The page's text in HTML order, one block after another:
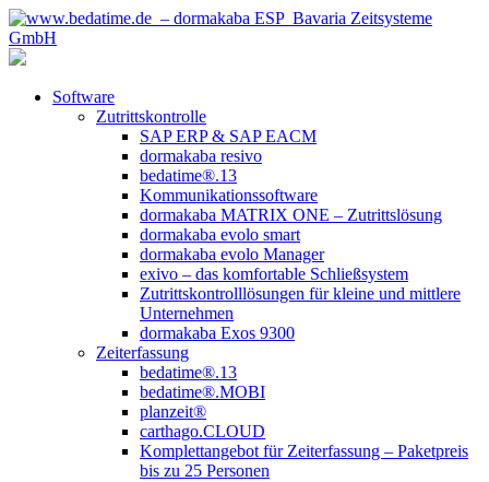
Software
Zutrittskontrolle
SAP ERP & SAP EACM
dormakaba resivo
bedatime®.13
Kommunikationssoftware
dormakaba MATRIX ONE – Zutrittslösung
dormakaba evolo smart
dormakaba evolo Manager
exivo – das komfortable Schließsystem
Zutrittskontrolllösungen für kleine und mittlere
Unternehmen
dormakaba Exos 9300
Zeiterfassung
bedatime®.13
bedatime®.MOBI
planzeit®
carthago.CLOUD
Komplettangebot für Zeiterfassung – Paketpreis
bis zu 25 Personen